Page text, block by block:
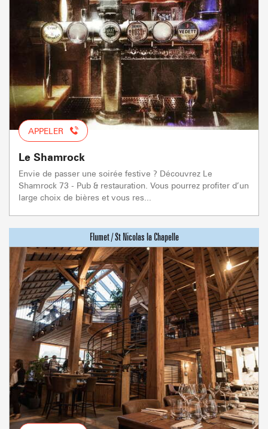
APPELER
Le Shamrock
Envie de passer une soirée festive ? Découvrez Le
Shamrock 73 - Pub & restauration. Vous pourrez profiter d’un
large choix de bières et vous res...